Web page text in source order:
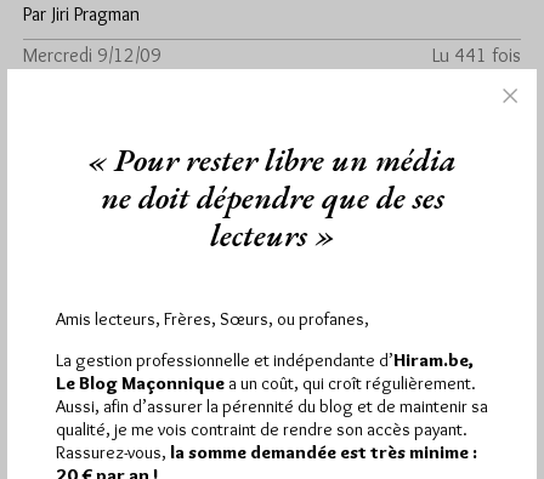
Par Jiri Pragman
Mercredi 9/12/09
Lu 441 fois
depuis 40 ans, il est entre autre…
Divers 1 commentaire
« Pour rester libre un média
ne doit dépendre que de ses
lecteurs »
Amis lecteurs, Frères, Sœurs, ou profanes,
La gestion professionnelle et indépendante d’Hiram.be,
Le Blog Maçonnique a un coût, qui croît régulièrement.
Aussi, afin d’assurer la pérennité du blog et de maintenir sa
qualité, je me vois contraint de rendre son accès payant.
Rassurez-vous, la somme demandée est très minime :